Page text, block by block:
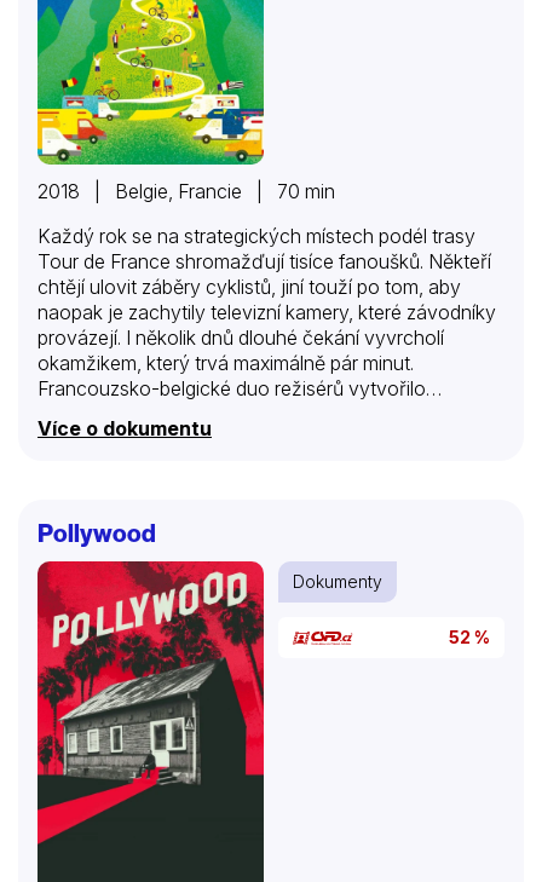
2018 | Belgie, Francie | 70 min
Každý rok se na strategických místech podél trasy
Tour de France shromažďují tisíce fanoušků. Někteří
chtějí ulovit záběry cyklistů, jiní touží po tom, aby
naopak je zachytily televizní kamery, které závodníky
provázejí. I několik dnů dlouhé čekání vyvrcholí
okamžikem, který trvá maximálně pár minut.
Francouzsko-belgické duo režisérů vytvořilo
Více o dokumentu
Pollywood
Dokumenty
52 %